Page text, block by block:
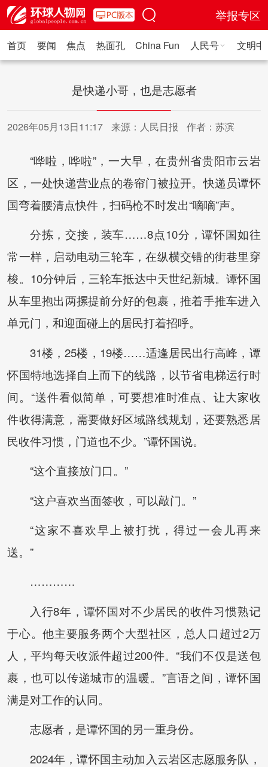
举报专区
首页 要闻 焦点 热面孔 China Fun 人民号 文明
是快递小哥，也是志愿者
2026年05月13日11:17 来源：人民日报 作者：苏滨
“哗啦，哗啦”，一大早，在贵州省贵阳市云岩
区，一处快递营业点的卷帘门被拉开。快递员谭怀
国弯着腰清点快件，扫码枪不时发出“嘀嘀”声。
分拣，交接，装车……8点10分，谭怀国如往
常一样，启动电动三轮车，在纵横交错的街巷里穿
梭。10分钟后，三轮车抵达中天世纪新城。谭怀国
从车里抱出两摞提前分好的包裹，推着手推车进入
单元门，和迎面碰上的居民打着招呼。
31楼，25楼，19楼……适逢居民出行高峰，谭
怀国特地选择自上而下的线路，以节省电梯运行时
间。“送件看似简单，可要想准时准点、让大家收
件收得满意，需要做好区域路线规划，还要熟悉居
民收件习惯，门道也不少。”谭怀国说。
“这个直接放门口。”
“这户喜欢当面签收，可以敲门。”
“这家不喜欢早上被打扰，得过一会儿再来
送。”
…………
入行8年，谭怀国对不少居民的收件习惯熟记
于心。他主要服务两个大型社区，总人口超过2万
人，平均每天收派件超过200件。“我们不仅是送包
裹，也可以传递城市的温暖。”言语之间，谭怀国
满是对工作的认同。
志愿者，是谭怀国的另一重身份。
2024年，谭怀国主动加入云岩区志愿服务队，